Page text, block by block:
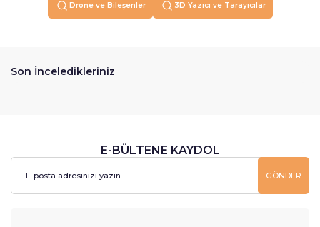
Drone ve Bileşenler 3D Yazıcı ve Tarayıcılar
Son İnceledikleriniz
E-BÜLTENE KAYDOL
GÖNDER